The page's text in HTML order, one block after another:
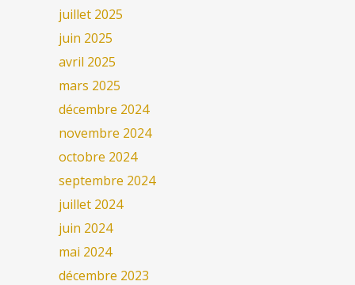
juillet 2025
juin 2025
avril 2025
mars 2025
décembre 2024
novembre 2024
octobre 2024
septembre 2024
juillet 2024
juin 2024
mai 2024
décembre 2023